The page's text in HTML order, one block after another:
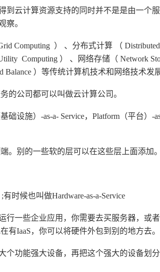
到云计算资源支持的同时并不是是由一个服
察。
Computing ） 、分布式计算 （
Computing ） 、网络存储（ Network
Balance ）等传统计算机技术和网络技术发
的公司都可以叫做云计算公司。
设施）-as-a- Service，Platform（平台）-as-
。别的一些软的层可以在这些层上面添加。
时候也叫做Hardware-as-a-Service
行一些企业应用，你需要去买服务器，或
有IaaS，你可以将硬件外包到别的地方去。
个功能强大设备，再把这个强大的设备划